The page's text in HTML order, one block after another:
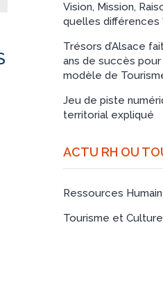
Vision, Mission,
quelles différences
Trésors d’Alsace
ans de succès
modèle de
Jeu de piste
territorial expliqué
ACTU RH OU
Ressources
Tourisme et Culture